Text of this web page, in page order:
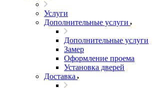
Услуги
Дополнительные услуги
Дополнительные услуги
Замер
Оформление проема
Установка дверей
Доставка